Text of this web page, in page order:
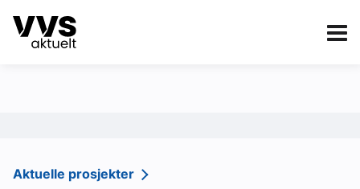
Kategorier
Sanitær
Aktuelle prosjekter